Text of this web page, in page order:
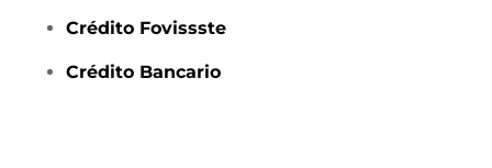
Crédito Fovissste
Crédito Bancario